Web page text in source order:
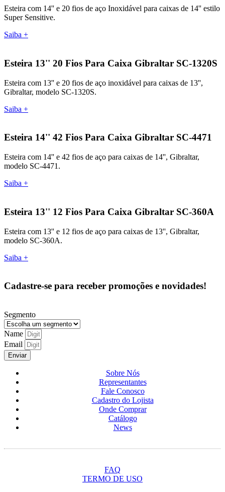
Esteira com 14'' e 20 fios de aço Inoxidável para caixas de 14'' estilo
Super Sensitive.
Saiba +
Esteira 13'' 20 Fios Para Caixa Gibraltar SC-1320S
Esteira com 13'' e 20 fios de aço inoxidável para caixas de 13'',
Gibraltar, modelo SC-1320S.
Saiba +
Esteira 14'' 42 Fios Para Caixa Gibraltar SC-4471
Esteira com 14'' e 42 fios de aço para caixas de 14'', Gibraltar,
modelo SC-4471.
Saiba +
Esteira 13'' 12 Fios Para Caixa Gibraltar SC-360A
Esteira com 13'' e 12 fios de aço para caixas de 13'', Gibraltar,
modelo SC-360A.
Saiba +
Cadastre-se para receber promoções e novidades!
Segmento
Name
Email
Enviar
Sobre Nós
Representantes
Fale Conosco
Cadastro do Lojista
Onde Comprar
Catálogo
News
FAQ
TERMO DE USO